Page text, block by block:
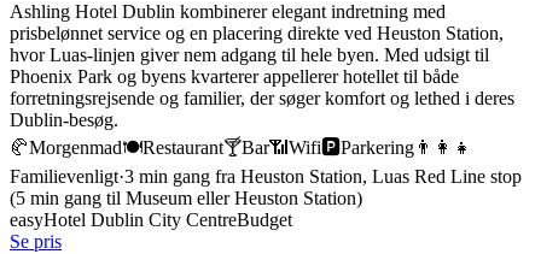
Ashling Hotel Dublin kombinerer elegant indretning med
prisbelønnet service og en placering direkte ved Heuston Station,
hvor Luas-linjen giver nem adgang til hele byen. Med udsigt til
Phoenix Park og byens kvarterer appellerer hotellet til både
forretningsrejsende og familier, der søger komfort og lethed i deres
Dublin-besøg.
🥐Morgenmad🍽️Restaurant🍸Bar📶 Wifi🅿️Parkering 👨‍👩‍👧
Familievenligt·3 min gang fra Heuston Station, Luas Red Line stop
(5 min gang til Museum eller Heuston Station)
easyHotel Dublin City CentreBudget
Se pris